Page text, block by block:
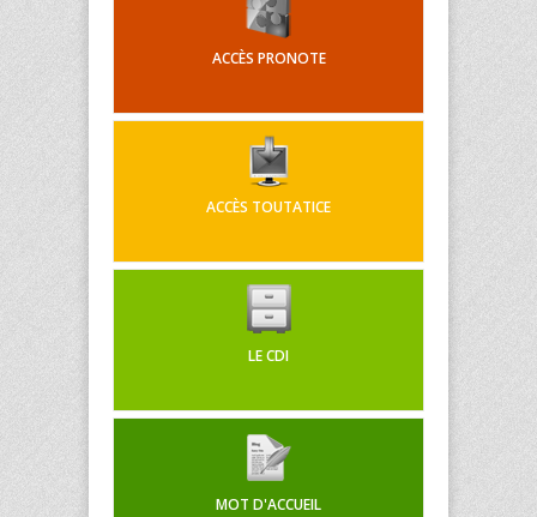
ACCÈS PRONOTE
ACCÈS TOUTATICE
LE CDI
MOT D'ACCUEIL